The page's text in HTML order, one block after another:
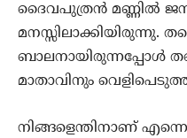
ദൈവപുത്രന്‍ മണ്ണില്‍
മനസ്സിലാക്കിയിരുന്നു.
ബാലനായിരുന്നപ്പോള്‍
മാതാവിനും
നിങ്ങളെന്തിനാണ്